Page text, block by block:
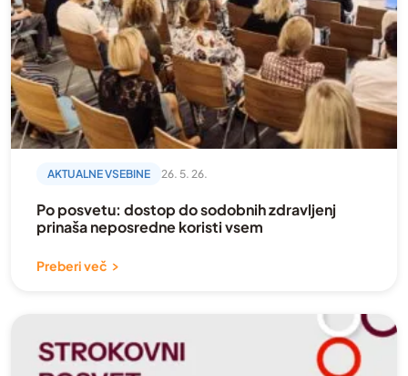
AKTUALNE VSEBINE 26. 5. 26.
Po posvetu: dostop do sodobnih zdravljenj
prinaša neposredne koristi vsem
Preberi več